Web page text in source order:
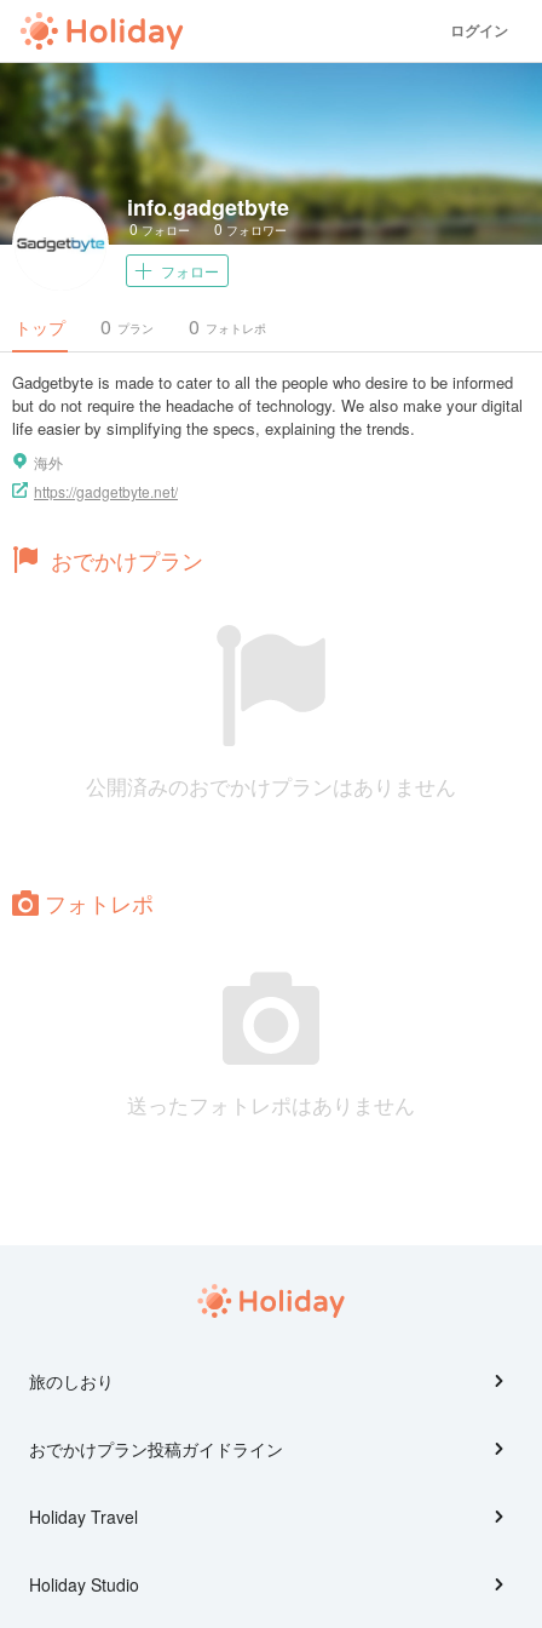
ログイン
info.gadgetbyte
0フォロー 0 フォロワー
フォロー
トップ プラン
0 フォトレポ
0
Gadgetbyte is made to cater to all the people who desire to be informed
but do not require the headache of technology. We also make your digital
life easier by simplifying the specs, explaining the trends.
海外
https://gadgetbyte.net/
おでかけプラン
公開済みのおでかけプランはありません
フォトレポ
送ったフォトレポはありません
旅のしおり
おでかけプラン投稿ガイドライン
Holiday Travel
Holiday Studio